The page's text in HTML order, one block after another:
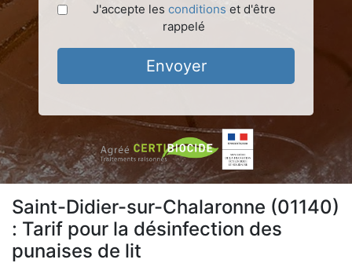
J'accepte les conditions et d'être
rappelé
Envoyer
Saint-Didier-sur-Chalaronne (01140)
: Tarif pour la désinfection des
punaises de lit